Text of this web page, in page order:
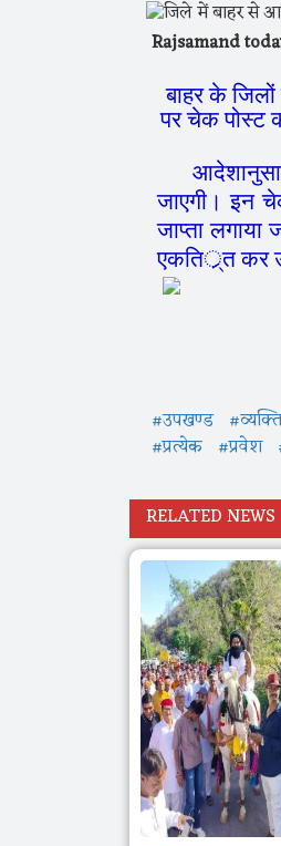
Rajsamand
बाहर के
पर चेक पोस्ट
आदेशानुसार
जाएगी। इन
जाप्ता
एकतिर््त कर
#उपखण्ड
#प्रत्येक #प्रवेश
RELATED NEWS